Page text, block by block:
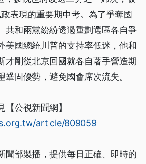
表現的重要期中考。為了爭奪國
共和兩黨紛紛透過重劃選區各自爭
美國總統川普的支持率低迷，他和
才剛從北京回國就各自著手營造期
鞏固優勢，避免國會席次流失。
【公視新聞網】
article/809059
聞部製播，提供每日正確、即時的